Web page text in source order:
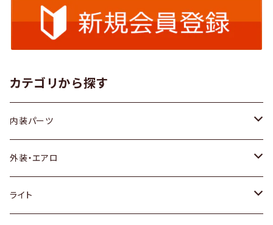
カテゴリから探す
内装パーツ
トヨタ
ホンダ
外装・エアロ
トヨタ
ライト